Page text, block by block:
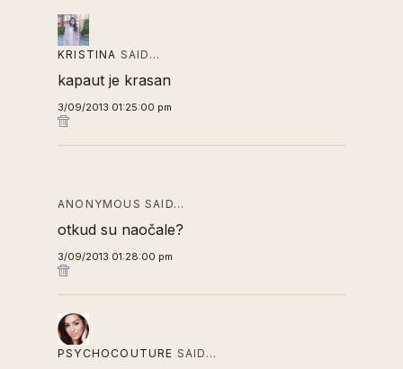
KRISTINA SAID…
kapaut je krasan
3/09/2013 01:25:00 pm
ANONYMOUS SAID…
otkud su naočale?
3/09/2013 01:28:00 pm
PSYCHOCOUTURE SAID…